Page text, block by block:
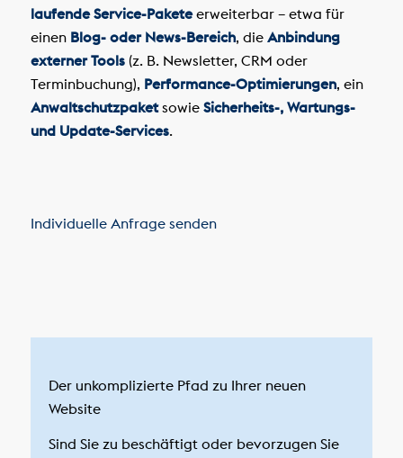
laufende Service-Paketeerweiterbar – etwa für
einen Blog- oder News-Bereich, die Anbindung
externer Tools(z. B. Newsletter, CRM oder
Terminbuchung), Performance-Optimierungen, ein
Anwaltschutzpaketsowie Sicherheits-, Wartungs-
und Update-Services.
Individuelle Anfrage senden
Der unkomplizierte Pfad zu Ihrer neuen
Website
Sind Sie zu beschäftigt oder bevorzugen Sie